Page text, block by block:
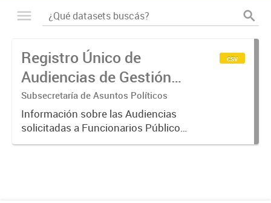
Registro Único de
Audiencias de Gestión
de Intereses
Subsecretaría de Asuntos Políticos
Información sobre las Audiencias
solicitadas a Funcionarios Públicos.
La misma surge del Registro Único
csv